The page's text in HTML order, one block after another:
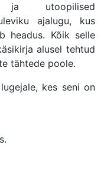
ja utoopilised
ajalugu, kus
headus. Kõik selle
alusel tehtud
tähtede poole.
kes seni on